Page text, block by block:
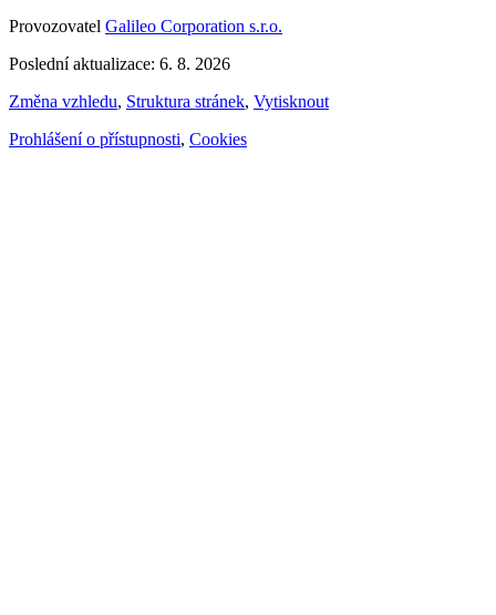
Provozovatel Galileo Corporation s.r.o.
Poslední aktualizace: 6. 8. 2026
Změna vzhledu, Struktura stránek, Vytisknout
Prohlášení o přístupnosti, Cookies